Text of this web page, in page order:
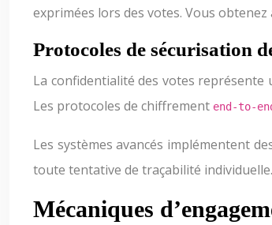
exprimées lors des votes. Vous
Protocoles de sécurisation
La confidentialité des votes représente
Les protocoles de chiffrement end-to-
Les systèmes avancés implémentent
toute tentative de traçabilité
Mécaniques